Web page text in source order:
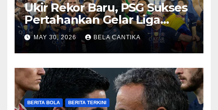
Ukir Rekor Baru, PSG Sukses
Pertahankan Gelar Liga
Champions
MAY 30, 2026 BELA CANTIKA
BERITA BOLA BERITA TERKINI